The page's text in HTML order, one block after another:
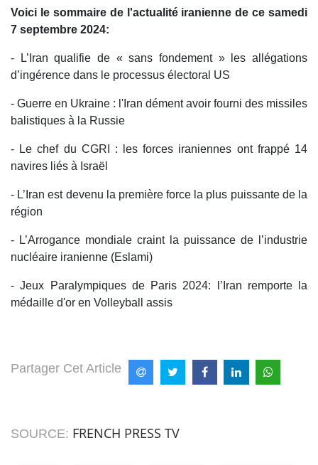
Voici le sommaire de l'actualité iranienne de ce samedi
7 septembre 2024:
- L’Iran qualifie de « sans fondement » les allégations
d’ingérence dans le processus électoral US
- Guerre en Ukraine : l'Iran dément avoir fourni des missiles
balistiques à la Russie
- Le chef du CGRI : les forces iraniennes ont frappé 14
navires liés à Israël
- L’Iran est devenu la première force la plus puissante de la
région
- L’Arrogance mondiale craint la puissance de l’industrie
nucléaire iranienne (Eslami)
- Jeux Paralympiques de Paris 2024: l’Iran remporte la
médaille d'or en Volleyball assis
Partager Cet Article
SOURCE: FRENCH PRESS TV